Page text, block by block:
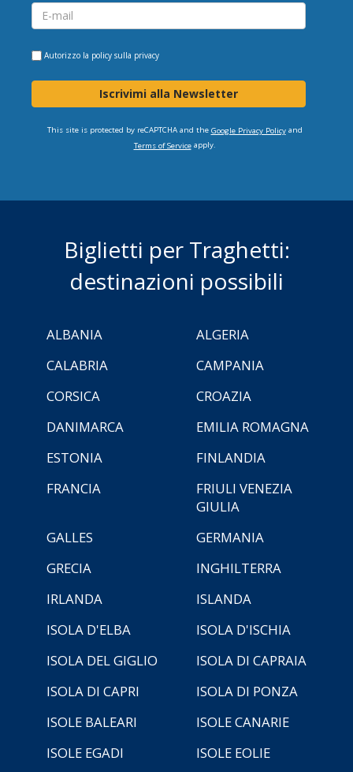
Autorizzo la policy sulla privacy
Iscrivimi alla Newsletter
This site is protected by reCAPTCHA and the Google Privacy Policyand
Terms of Serviceapply.
Biglietti per Traghetti:
destinazioni possibili
ALBANIA
ALGERIA
CALABRIA
CAMPANIA
CORSICA
CROAZIA
DANIMARCA
EMILIA ROMAGNA
ESTONIA
FINLANDIA
FRANCIA
FRIULI VENEZIA
GIULIA
GALLES
GERMANIA
GRECIA
INGHILTERRA
IRLANDA
ISLANDA
ISOLA D'ELBA
ISOLA D'ISCHIA
ISOLA DEL GIGLIO
ISOLA DI CAPRAIA
ISOLA DI CAPRI
ISOLA DI PONZA
ISOLE BALEARI
ISOLE CANARIE
ISOLE EGADI
ISOLE EOLIE